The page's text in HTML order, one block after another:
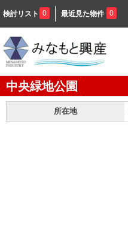
検討リスト 0 最近見た物件 0
中央緑地公園
所在地